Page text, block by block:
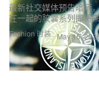
Fashion 时装
最新社交媒体预告暗示
在一起的胶囊系列即将
May 15,